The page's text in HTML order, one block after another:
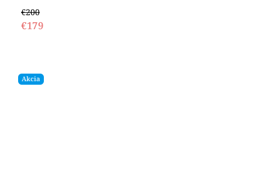
€200
€179
Akcia